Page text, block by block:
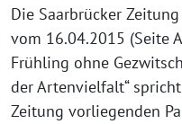
Die Saarbrücker
vom 16.04.2015 (Seite
Frühling ohne
der Artenvielfalt“
Zeitung vorliegenden